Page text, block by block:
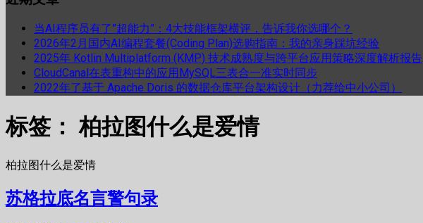
当AI程序员有了”超能力”：4大技能框架横评，告诉我你选哪个？
2026年2月国内AI编程套餐(Coding Plan)选购指南：我的亲身踩坑经验
2025年 Kotlin Multiplatform (KMP) 技术成熟度与跨平台应用策略深度解析报告
CloudCanal在表重构中的应用MySQL三表合一准实时同步
2022年了基于 Apache Doris 的数据仓库平台架构设计（力荐给中小公司）
标签：柏拉图什么是爱情
柏拉图什么是爱情
苏格拉底名言警句录